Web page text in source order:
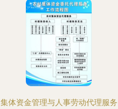
集体资金管理与人事劳动代理服务